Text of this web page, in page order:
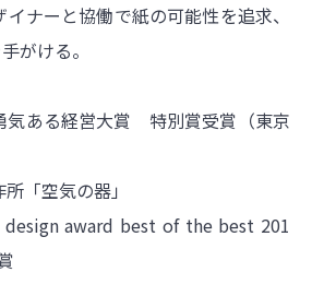
と協働で紙の可能性を追求、
がける。
ある経営大賞 特別賞受賞（東京
「空気の器」
award best of the best 201